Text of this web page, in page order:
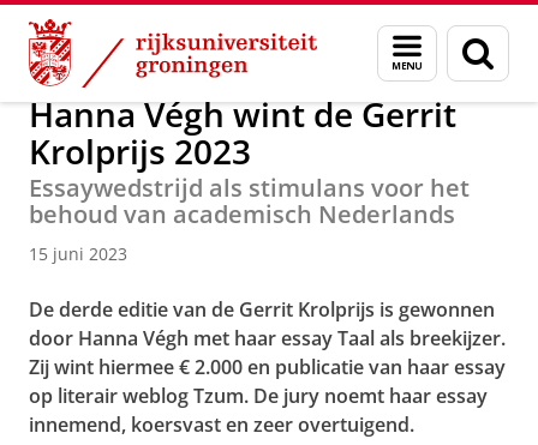
Skip
Content
Skip
Navigation
Menu
en
zoeken
Over ons Actueel Nieuws
Hanna Végh wint de Gerrit
Krolprijs 2023
Essaywedstrijd als stimulans voor het
behoud van academisch Nederlands
15 juni 2023
De derde editie van de Gerrit Krolprijs is gewonnen
door Hanna Végh met haar essay Taal als breekijzer.
Zij wint hiermee € 2.000 en publicatie van haar essay
op literair weblog Tzum. De jury noemt haar essay
innemend, koersvast en zeer overtuigend.